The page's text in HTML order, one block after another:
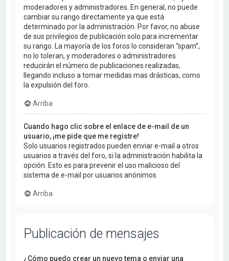
moderadores y administradores. En general, no puede
cambiar su rango directamente ya que está
determinado por la administración. Por favor, no abuse
de sus privilegios de publicación solo para incrementar
su rango. La mayoría de los foros lo consideran “spam”,
no lo toleran, y moderadores o administradores
reducirán el número de publicaciones realizadas,
llegando incluso a tomar medidas mas drásticas, como
la expulsión del foro.
Arriba
Cuando hago clic sobre el enlace de e-mail de un
usuario, ¡me pide que me registre!
Solo usuarios registrados pueden enviar e-mail a otros
usuarios a través del foro, si la administración habilita la
opción. Esto es para prevenir el uso malicioso del
sistema de e-mail por usuarios anónimos.
Arriba
Publicación de mensajes
¿Cómo puedo crear un nuevo tema o enviar una